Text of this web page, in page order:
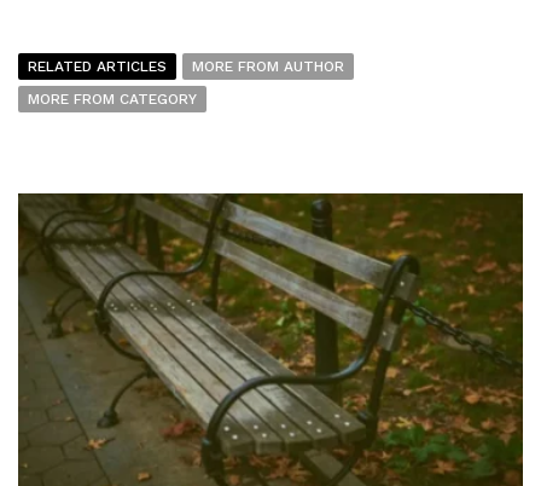
RELATED ARTICLES
MORE FROM AUTHOR
MORE FROM CATEGORY